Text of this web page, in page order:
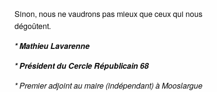
Sinon, nous ne vaudrons pas mieux que ceux qui nous
dégoûtent.
* Mathieu Lavarenne
* Président du Cercle Républicain 68
* Premier adjoint au maire (indépendant) à Mooslargue